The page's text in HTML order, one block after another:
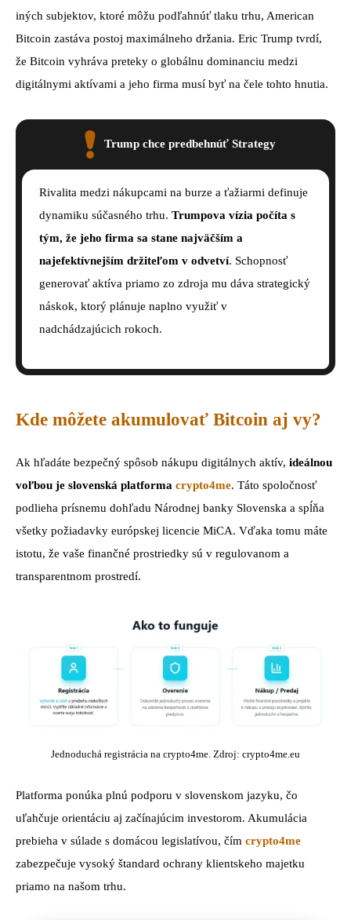
iných subjektov, ktoré môžu podľahnúť tlaku trhu, American
Bitcoin zastáva postoj maximálneho držania. Eric Trump tvrdí,
že Bitcoin vyhráva preteky o globálnu dominanciu medzi
digitálnymi aktívami a jeho firma musí byť na čele tohto hnutia.
Trump chce predbehnúť Strategy
Rivalita medzi nákupcami na burze a ťažiarmi definuje
dynamiku súčasného trhu. Trumpova vízia počíta s
tým, že jeho firma sa stane najväčším a
najefektívnejším držiteľom v odvetví. Schopnosť
generovať aktíva priamo zo zdroja mu dáva strategický
náskok, ktorý plánuje naplno využiť v
nadchádzajúcich rokoch.
Kde môžete akumulovať Bitcoin aj vy?
Ak hľadáte bezpečný spôsob nákupu digitálnych aktív, ideálnou
voľbou je slovenská platforma crypto4me. Táto spoločnosť
podlieha prísnemu dohľadu Národnej banky Slovenska a spĺňa
všetky požiadavky európskej licencie MiCA. Vďaka tomu máte
istotu, že vaše finančné prostriedky sú v regulovanom a
transparentnom prostredí.
Jednoduchá registrácia na crypto4me. Zdroj: crypto4me.eu
Platforma ponúka plnú podporu v slovenskom jazyku, čo
uľahčuje orientáciu aj začínajúcim investorom. Akumulácia
prebieha v súlade s domácou legislatívou, čím crypto4me
zabezpečuje vysoký štandard ochrany klientskeho majetku
priamo na našom trhu.